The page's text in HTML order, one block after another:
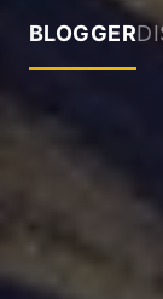
BLOGGER